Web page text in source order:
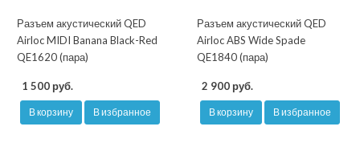
Разъем акустический QED
Airloc MIDI Banana Black-Red
QE1620 (пара)
1 500 руб.
В корзину В избранное
Разъем акустический QED
Airloc ABS Wide Spade
QE1840 (пара)
2 900 руб.
В корзину В избранное